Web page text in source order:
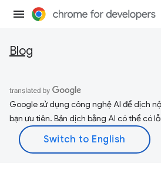
Blog
Google sử dụng công nghệ AI để dịch
bạn ưu tiên. Bản dịch bằng AI có thể có